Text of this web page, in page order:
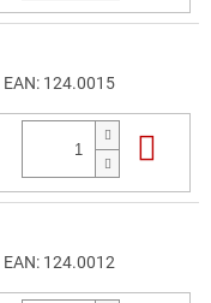
EAN: 124.0015
EAN: 124.0012